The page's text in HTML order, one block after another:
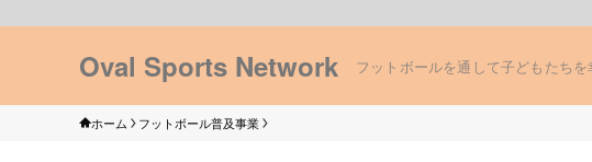
Oval Sports Network フットボールを通して子どもたちを
ホーム フットボール普及事業